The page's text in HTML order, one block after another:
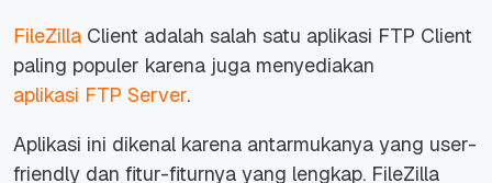
FileZilla Client adalah salah satu aplikasi FTP Client
paling populer karena juga menyediakan
aplikasi FTP Server.
Aplikasi ini dikenal karena antarmukanya yang user-
friendly dan fitur-fiturnya yang lengkap. FileZilla